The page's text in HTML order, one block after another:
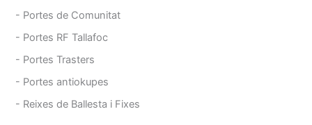
- Portes de Comunitat
- Portes RF Tallafoc
- Portes Trasters
- Portes antiokupes
- Reixes de Ballesta i Fixes